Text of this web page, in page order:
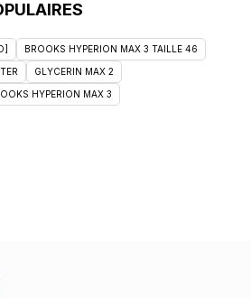
BROOKS HYPERION MAX 3 TAILLE 46
GLYCERIN MAX 2
HYPERION MAX 3